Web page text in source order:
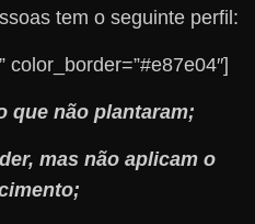
tem o seguinte perfil:
color_border=”#e87e04″]
que não plantaram;
mas não aplicam o